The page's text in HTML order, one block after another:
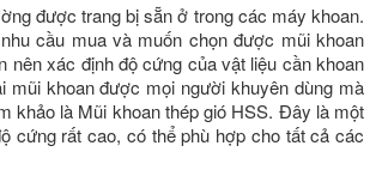
được trang bị sẵn ở trong các máy khoan.
cầu mua và muốn chọn được mũi khoan
nên xác định độ cứng của vật liệu cần khoan
mũi khoan được mọi người khuyên dùng mà
khảo là Mũi khoan thép gió HSS. Đây là một
cứng rất cao, có thể phù hợp cho tất cả các